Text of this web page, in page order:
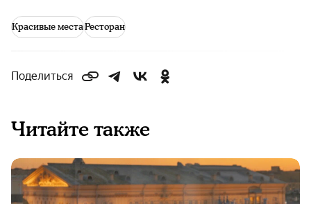
Красивые местаРесторан
Поделиться
Читайте также